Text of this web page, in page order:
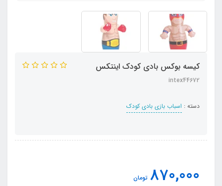
کیسه بوکس بادی کودک اینتکس
intex44672
دسته : اسباب بازی بادی کودک
870,000 تومان